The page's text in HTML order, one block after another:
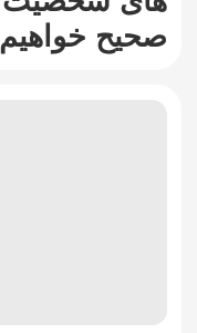
صحیح